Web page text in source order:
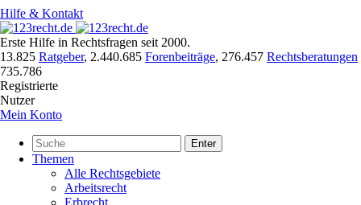
Hilfe & Kontakt
Erste Hilfe in Rechtsfragen seit 2000.
13.825 Ratgeber, 2.440.685 Forenbeiträge, 276.457 Rechtsberatungen
735.786
Registrierte
Nutzer
Mein Konto
Enter
Themen
Alle Rechtsgebiete
Arbeitsrecht
Erbrecht